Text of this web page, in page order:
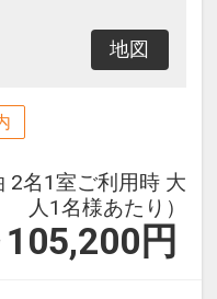
地図
2名1室ご利用時 大
人1名様あたり）
円